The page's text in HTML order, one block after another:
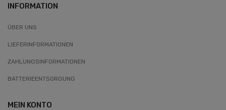
INFORMATION
ÜBER UNS
LIEFERINFORMATIONEN
ZAHLUNGSINFORMATIONEN
BATTERIEENTSORGUNG
MEIN KONTO